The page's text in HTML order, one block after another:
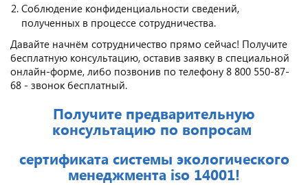
Соблюдение конфиденциальности сведений,
полученных в процессе сотрудничества.
Давайте начнём сотрудничество прямо сейчас! Получите
бесплатную консультацию, оставив заявку в специальной
онлайн-форме, либо позвонив по телефону 8 800 550-87-
68 - звонок бесплатный.
Получите предварительную
консультацию по вопросам
сертификата системы экологического
менеджмента iso 14001!